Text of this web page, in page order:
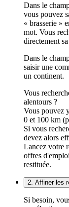
Dans le
vous pouvez
« brasserie »
mot. Vous
directement
Dans le
saisir une
un continent.
Vous
alentours ?
Vous pouvez
0 et 100 km
Si vous
devez alors
Lancez votre
offres
restituée.
2. Affiner les
Si besoin,